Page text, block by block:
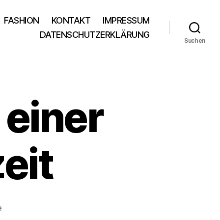
FASHION KONTAKT
IMPRESSUM
DATENSCHUTZERKLÄRUNG
Suchen
zu